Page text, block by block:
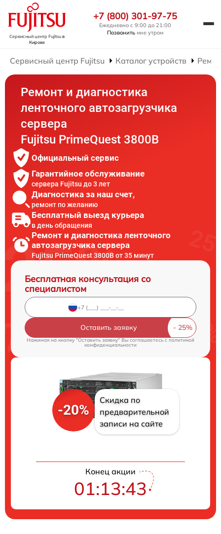
Сервисный центр Fujitsuв
Кирове
+7 (800) 301-97-75
Ежедневно с 9:00 до 21:00
Позвонить мне утром
Сервисный центр Fujitsu Каталог устройств
Ремонт и диагностика
ленточного автозагрузчика
сервера
Fujitsu PrimeQuest 3800B
Официальный сервис
Гарантийное обслуживание
сервера Fujitsu до 3 лет
Диагностика за наш счет,
ремонт по желанию
Бесплатный выезд курьера
в день обращения
Ремонт и диагностика ленточного
автозагрузчика сервера
Fujitsu PrimeQuest 3800B от 35 минут
Бесплатная консультация со
специалистом
Оставить заявку
Нажимая на кнопку "Оставить заявку" Вы соглашаетесь cполитикой
конфиденциальности
-20%
Скидка по
предварительной
записи на сайте
Конец акции
01:13:42